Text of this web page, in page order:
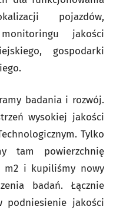
pojazdów,
jakości
gospodarki
badania i rozwój.
wysokiej jakości
Tylko
tam powierzchnię
m2 i kupiliśmy nowy
badań. Łącznie
podniesienie jakości